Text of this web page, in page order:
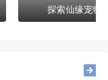
探索仙缘宠物